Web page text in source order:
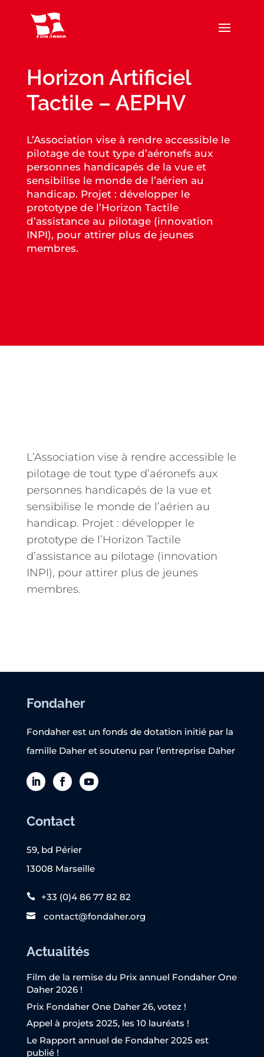
Horizon Artificiel
Tactile – AEPHV
L’Association vise à rendre accessible le
pilotage de tout type d’aéronefs aux
personnes handicapés de la vue et
sensibilise le monde de l’aérien au
handicap. Projet : développer le
prototype de l’Horizon Tactile
d’assistance au pilotage (innovation
INPI), pour attirer plus de jeunes
membres.
L’Association vise à rendre accessible le
pilotage de tout type d’aéronefs aux
personnes handicapés de la vue et
sensibilise le monde de l’aérien au
handicap. Projet : développer le
prototype de l’Horizon Tactile
d’assistance au pilotage (innovation
INPI), pour attirer plus de jeunes
membres.
Fondaher
Fondaher est un fonds de dotation initié par la
famille Daher et soutenu par l’entreprise Daher
Contact
59, bd Périer
13008 Marseille
+33 (0)4 86 77 82 82
contact@fondaher.org
Actualités
Film de la remise du Prix annuel Fondaher One
Daher 2026 !
Prix Fondaher One Daher 26, votez !
Appel à projets 2025, les 10 lauréats !
Le Rapport annuel de Fondaher 2025 est
publié !